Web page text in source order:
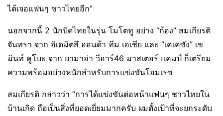
ได้เจอแฟนๆ ชาวไทยอีก”
นอกจากนี้ 2 นักบิดไทยในรุ่น โมโตทู อย่าง “ก้อง” สมเกียรติ
จันทรา จาก อิเดมิตสึ ฮอนด้า ทีม เอเชีย และ “เคเคซัง” เข
มินท์ คูโบะ จาก ยามาฮ่า วีอาร์46 มาสเตอร์ แคมป์ ก็เตรียม
ความพร้อมอย่างหนักสำหรับการแข่งขันโฮมเรซ
สมเกียรติ กล่าวว่า “การได้แข่งขันต่อหน้าแฟนๆ ชาวไทยใน
บ้านเกิด ถือเป็นสิ่งที่ยอดเยี่ยมมากครับ ผมตั้งเป้าที่จะยกระดับ